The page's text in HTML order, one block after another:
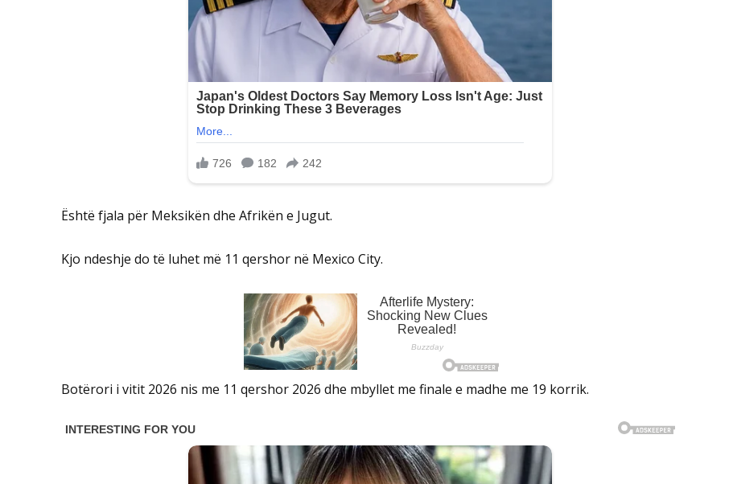
Është fjala për Meksikën dhe Afrikën e Jugut.
Kjo ndeshje do të luhet më 11 qershor në Mexico City.
Botërori i vitit 2026 nis me 11 qershor 2026 dhe mbyllet me finale e madhe me 19 korrik.